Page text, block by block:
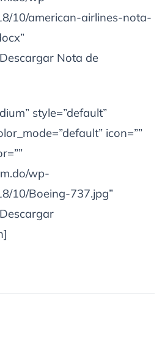
10/american-airlines-nota-
Nota de
style=”default”
icon=””
wp-
10/Boeing-737.jpg”